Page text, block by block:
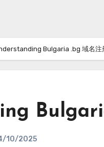
Bulgaria .bg 域名注
10/2025